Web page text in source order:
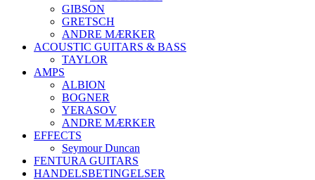
GIBSON
GRETSCH
ANDRE MÆRKER
ACOUSTIC GUITARS & BASS
TAYLOR
AMPS
ALBION
BOGNER
YERASOV
ANDRE MÆRKER
EFFECTS
Seymour Duncan
FENTURA GUITARS
HANDELSBETINGELSER